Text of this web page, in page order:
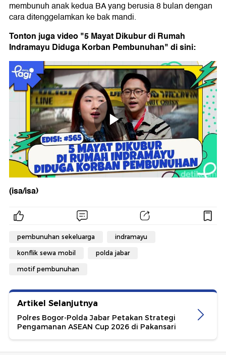
membunuh anak kedua BA yang berusia 8 bulan dengan
cara ditenggelamkan ke bak mandi.
Tonton juga video "5 Mayat Dikubur di Rumah
Indramayu Diduga Korban Pembunuhan" di sini:
(isa/isa)
pembunuhan sekeluarga indramayu
konflik sewa mobil polda jabar
motif pembunuhan
Artikel Selanjutnya
Polres Bogor-Polda Jabar Petakan Strategi
Pengamanan ASEAN Cup 2026 di Pakansari